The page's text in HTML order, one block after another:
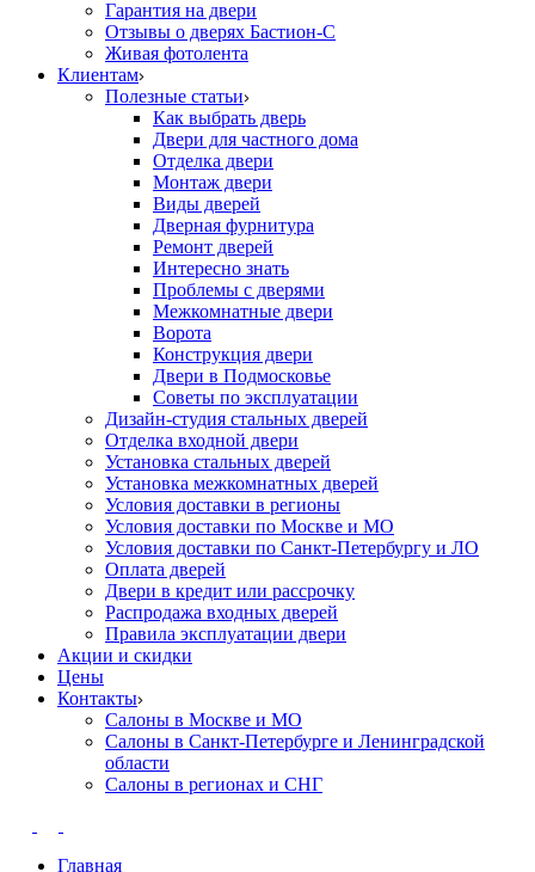
Гарантия на двери
Отзывы о дверях Бастион-С
Живая фотолента
Клиентам
Полезные статьи
Как выбрать дверь
Двери для частного дома
Отделка двери
Монтаж двери
Виды дверей
Дверная фурнитура
Ремонт дверей
Интересно знать
Проблемы с дверями
Межкомнатные двери
Ворота
Конструкция двери
Двери в Подмосковье
Cоветы по эксплуатации
Дизайн-студия стальных дверей
Отделка входной двери
Установка стальных дверей
Установка межкомнатных дверей
Условия доставки в регионы
Условия доставки по Москве и МО
Условия доставки по Санкт-Петербургу и ЛО
Оплата дверей
Двери в кредит или рассрочку
Распродажа входных дверей
Правила эксплуатации двери
Акции и скидки
Цены
Контакты
Салоны в Москве и МО
Салоны в Санкт-Петербурге и Ленинградской
области
Салоны в регионах и СНГ
Главная